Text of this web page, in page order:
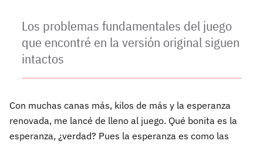
Los problemas fundamentales del juego
que encontré en la versión original siguen
intactos
Con muchas canas más, kilos de más y la esperanza
renovada, me lancé de lleno al juego. Qué bonita es la
esperanza, ¿verdad? Pues la esperanza es como las